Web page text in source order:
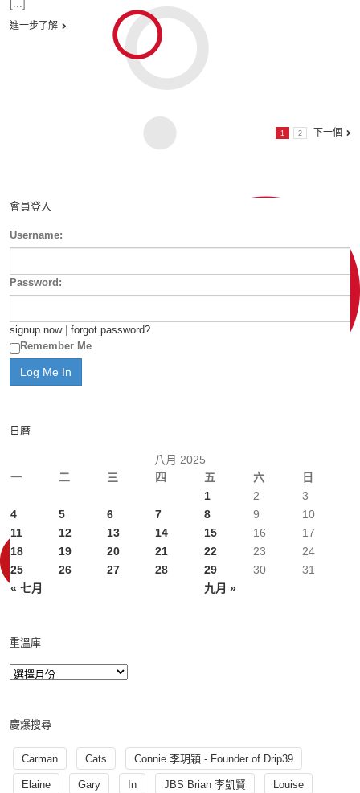
[...]
進一步了解
1 2 下一個
會員登入
Username:
Password:
signup now| forgot password?
Remember Me
日曆
八月 2025
一
二 三 四 五 六 日
« 七月 九月 »
1 2
3
4
5 6 7 8 9
10
11
12 13 14 15 16
17
18
19 20 21 22 23
24
25
26 27 28 29 30 31
重溫庫
慶爆搜尋
Carman Cats Connie 李玥穎 - Founder of Drip39
Elaine Gary In JBS Brian 李凱賢 Louise